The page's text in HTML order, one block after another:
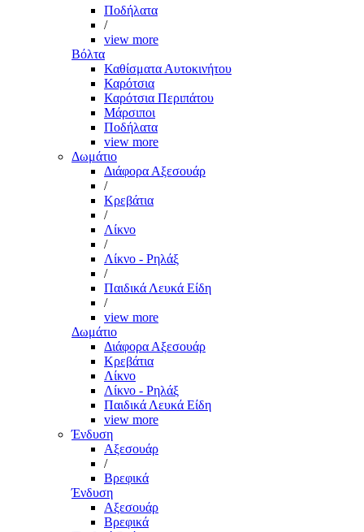
Ποδήλατα
/
view more
Βόλτα
Καθίσματα Αυτοκινήτου
Καρότσια
Καρότσια Περιπάτου
Μάρσιποι
Ποδήλατα
view more
Δωμάτιο
Διάφορα Αξεσουάρ
/
Κρεβάτια
/
Λίκνο
/
Λίκνο - Ρηλάξ
/
Παιδικά Λευκά Είδη
/
view more
Δωμάτιο
Διάφορα Αξεσουάρ
Κρεβάτια
Λίκνο
Λίκνο - Ρηλάξ
Παιδικά Λευκά Είδη
view more
Ένδυση
Αξεσουάρ
/
Βρεφικά
Ένδυση
Αξεσουάρ
Βρεφικά